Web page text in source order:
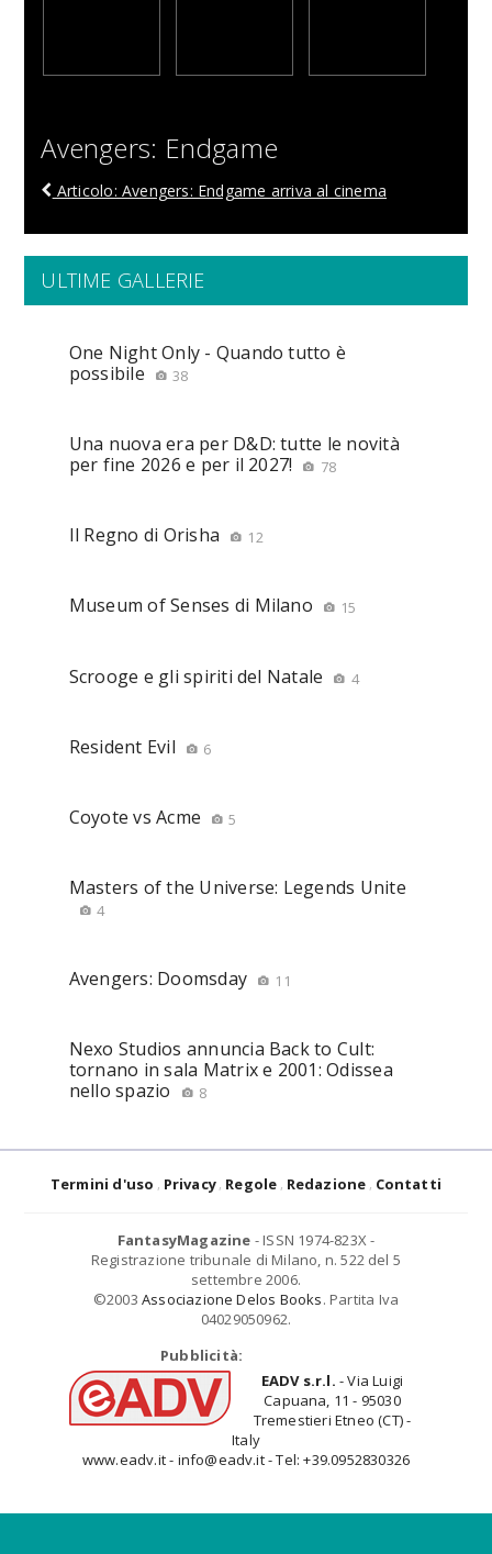
Avengers: Endgame
Articolo: Avengers: Endgame arriva al cinema
ULTIME GALLERIE
One Night Only - Quando tutto è
possibile
38
Una nuova era per D&D: tutte le novità
per fine 2026 e per il 2027!
78
Il Regno di Orisha 12
Museum of Senses di Milano 15
Scrooge e gli spiriti del Natale 4
Resident Evil 6
Coyote vs Acme 5
Masters of the Universe: Legends Unite
4
Avengers: Doomsday 11
Nexo Studios annuncia Back to Cult:
tornano in sala Matrix e 2001: Odissea
nello spazio
8
Termini d'uso Privacy Regole Redazione Contatti
FantasyMagazine - ISSN 1974-823X -
Registrazione tribunale di Milano, n. 522 del 5
settembre 2006.
©2003 Associazione Delos Books. Partita Iva
04029050962.
Pubblicità:
EADV s.r.l. - Via Luigi
Capuana, 11 - 95030
Tremestieri Etneo (CT) -
Italy
www.eadv.it - info@eadv.it - Tel: +39.0952830326